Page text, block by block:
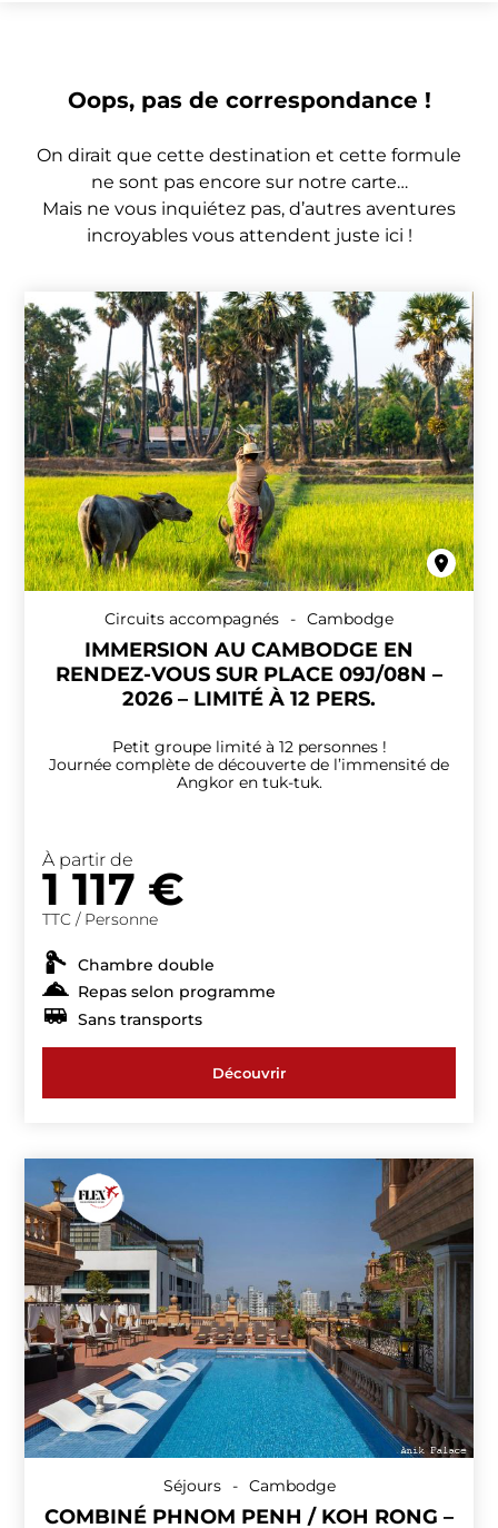
Oops, pas de correspondance !
On dirait que cette destination et cette formule
ne sont pas encore sur notre carte…
Mais ne vous inquiétez pas, d’autres aventures
incroyables vous attendent juste ici !
Circuits accompagnés - Cambodge
IMMERSION AU CAMBODGE EN
RENDEZ-VOUS SUR PLACE 09J/08N –
2026 – LIMITÉ À 12 PERS.
Petit groupe limité à 12 personnes !
Journée complète de découverte de l’immensité de
Angkor en tuk-tuk.
À partir de
1 117 €
TTC / Personne
Chambre double
Repas selon programme
Sans transports
Découvrir
Séjours - Cambodge
COMBINÉ PHNOM PENH / KOH RONG –